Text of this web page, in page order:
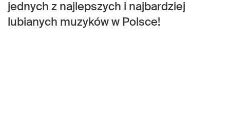
jednych z najlepszych i najbardziej
lubianych muzyków w Polsce!